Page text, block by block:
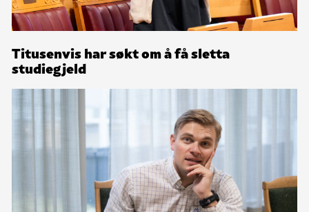
Titusenvis har søkt om å få sletta
studiegjeld